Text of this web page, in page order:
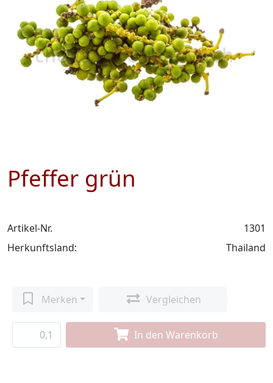
Pfeffer grün
Artikel-Nr.
1301
Herkunftsland:
Thailand
Merken Vergleichen
In den Warenkorb